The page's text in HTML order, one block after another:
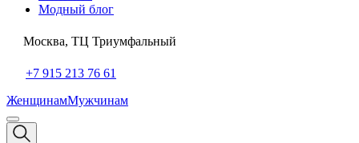
Модный блог
Москва, ТЦ Триумфальный
+7 915 213 76 61
ЖенщинамМужчинам